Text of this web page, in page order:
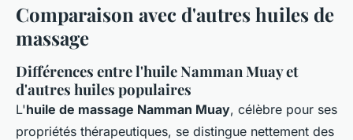
Comparaison avec d'autres huiles de
massage
Différences entre l'huile Namman Muay et
d'autres huiles populaires
L'huile de massage Namman Muay, célèbre pour ses
propriétés thérapeutiques, se distingue nettement des